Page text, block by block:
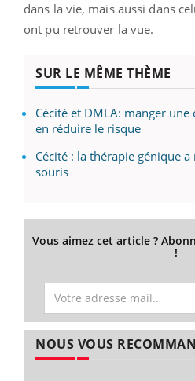
dans la vie, mais aussi dans
ont pu retrouver la vue.
SUR LE MÊME THÈME
Cécité et DMLA: manger
en réduire le risque
Cécité : la thérapie génique
souris
Vous aimez cet article ?
!
NOUS VOUS